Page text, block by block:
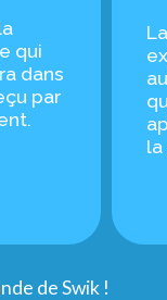
qui
dans
par
de Swik !